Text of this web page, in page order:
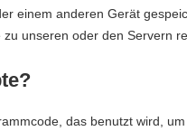
einem anderen Gerät
unseren oder den Servern
das benutzt wird,